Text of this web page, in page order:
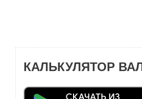
КАЛЬКУЛЯТОР